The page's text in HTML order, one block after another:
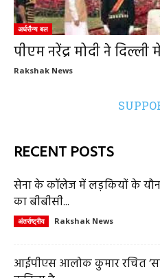
अर्धसैन्य बल
पीएम नरेंद्र मोदी ने दिल्ली
Rakshak News
RECENT POSTS
सेना के कॉलेज में लड़कियों के
का बीबीसी...
अंतर्राष्ट्रीय Rakshak News
आईपीएस आलोक कुमार रचित